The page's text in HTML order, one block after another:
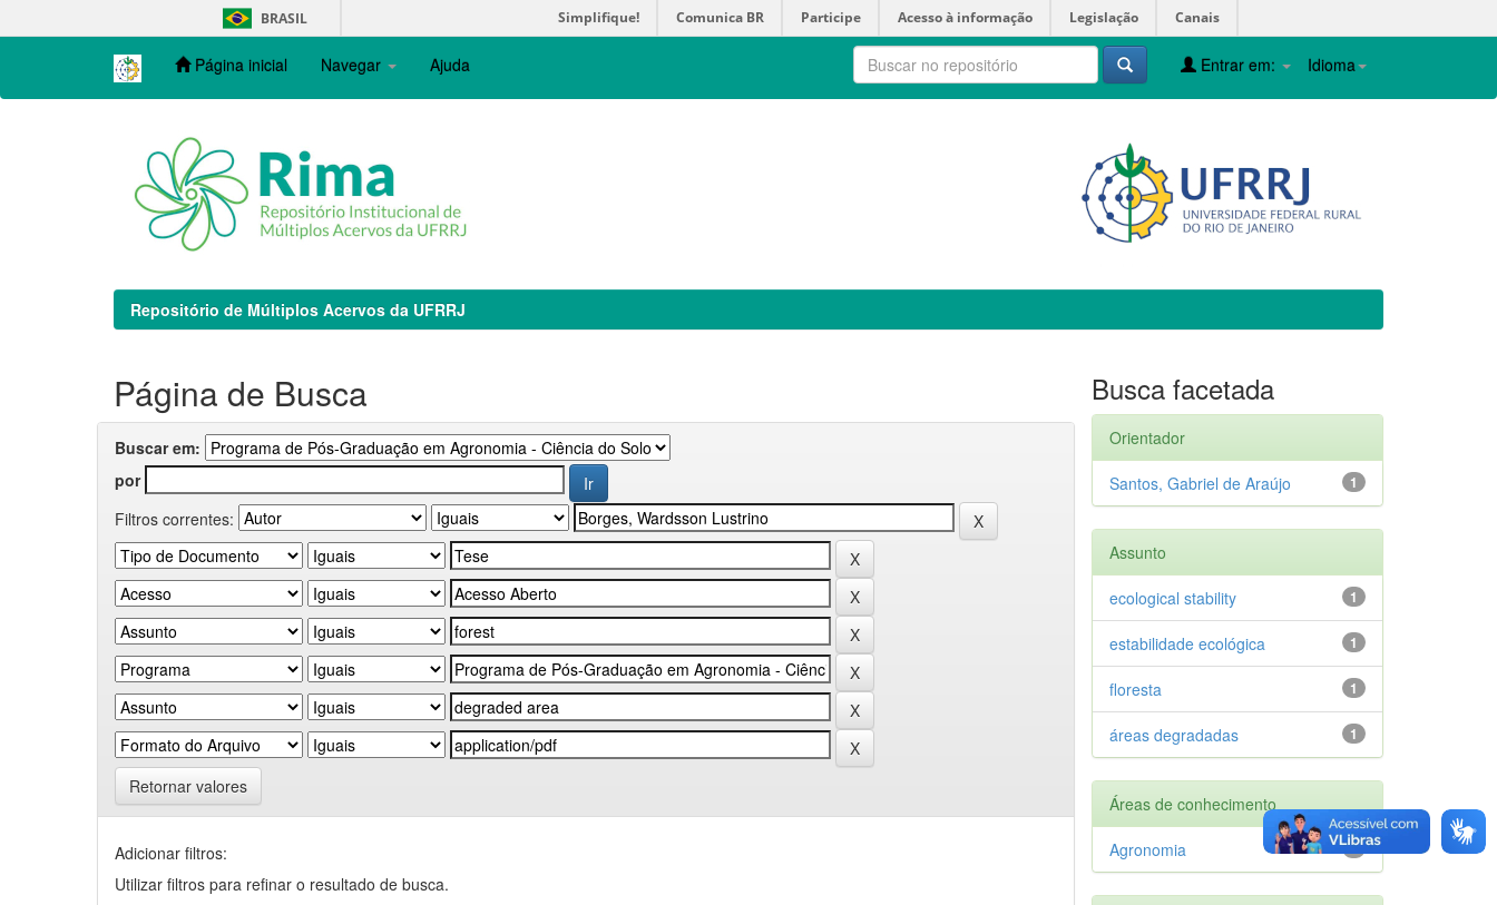
navigation
BRASIL Simplifique! Comunica BR Participe Acesso à informação Legislação Canais
Página inicial Navegar Ajuda Idioma
Entrar em:
Repositório de Múltiplos Acervos da UFRRJ
Página de Busca
Buscar em:
por
Filtros correntes:
Retornar valores
Adicionar filtros:
Utilizar filtros para refinar o resultado de busca.
Busca facetada
Orientador
1
Santos, Gabriel de Araújo
Assunto
1
ecological stability
1
estabilidade ecológica
1
floresta
1
áreas degradadas
Áreas de conhecimento
1
Agronomia